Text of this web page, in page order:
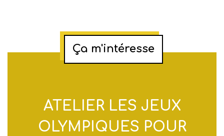
Ça m'intéresse
ATELIER LES JEUX
OLYMPIQUES POUR